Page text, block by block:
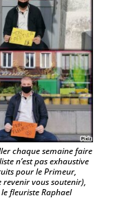
chaque semaine faire
n’est pas exhaustive
pour le Primeur,
revenir vous soutenir),
fleuriste Raphael